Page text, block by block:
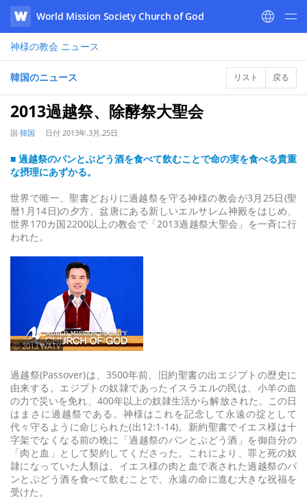
WATV
World Mission Society Church of God
神様の教会 ニュース
韓国のニュース リスト 戻る
2013過越祭、除酵祭大聖会
国 韓国 日付 2013年.3月.25日
■ 過越祭のパンとぶどう酒を食べて飲むことで命の実を食べる貴重
な摂理にあずかる。
世界で唯一、聖書どおりに過越祭を守る神様の教会が3月25日(聖
暦1月14日)の夕方、盆唐にある新しいエルサレム神殿をはじめ、
世界170カ国2200以上の教会で「2013過越祭大聖会」を一斉に行
われた。
ⓒ 2013 WATV
過越祭(Passover)は、3500年前、旧約聖書の出エジプトの歴史に
由来する。エジプトの奴隷であったイスラエルの民は、小羊の血
の力で災いを免れ、400年以上の奴隷生活から解放された。この日
はまさに過越祭である。神様はこれを記念して永遠の掟として
代々守るように命じられた(出12:1-14)。新約聖書でイエス様は十
字架でなくなる前の晩に「過越祭のパンとぶどう酒」を御自分の
「肉と血」として契約してくださった。これにより、罪と死の奴
隷になっていた人類は、イエス様の肉と血で表された過越祭のパ
ンとぶどう酒を食べて飲むことで、永遠の命に進む大きな祝福を
受けた。